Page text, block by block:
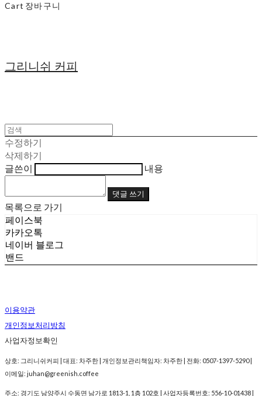
Cart 장바구니
그리니쉬 커피
수정하기
삭제하기
글쓴이
내용
댓글 쓰기
목록으로 가기
페이스북
카카오톡
네이버 블로그
밴드
이용약관
개인정보처리방침
사업자정보확인
상호: 그리니쉬커피 | 대표: 차주한 | 개인정보관리책임자: 차주한 | 전화: 0507-1397-5290 |
이메일: juhan@greenish.coffee
주소: 경기도 남양주시 수동면 남가로 1813-1, 1층 102호 | 사업자등록번호: 556-10-01438 |